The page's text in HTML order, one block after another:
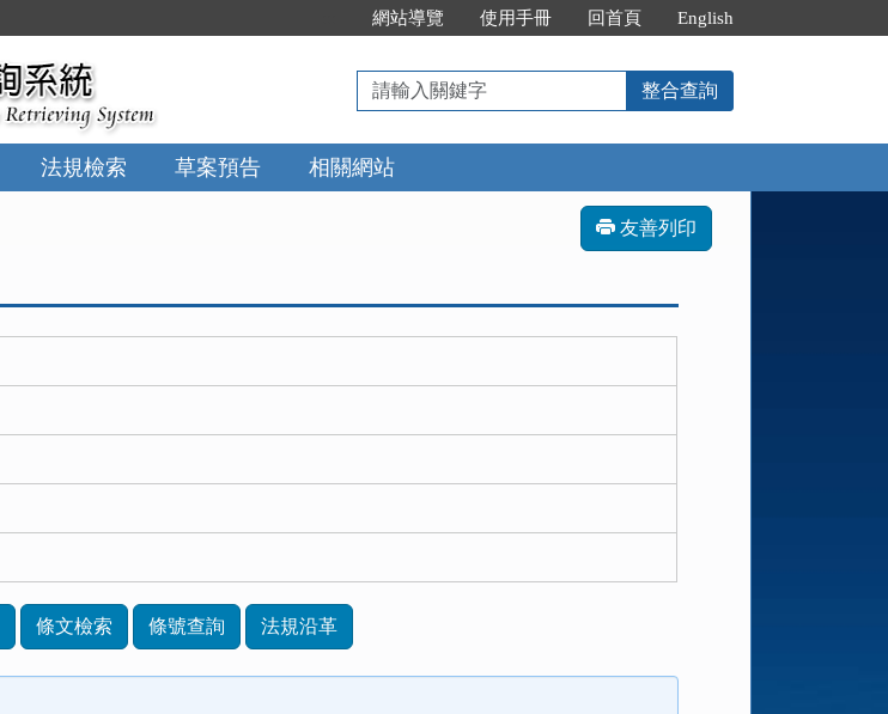
網站導覽 使用手冊 回首頁 English
請
輸
入
關
鍵
整合查詢
法規檢索 草案預告 相關網站
友善列印
條文檢索 條號查詢 法規沿革